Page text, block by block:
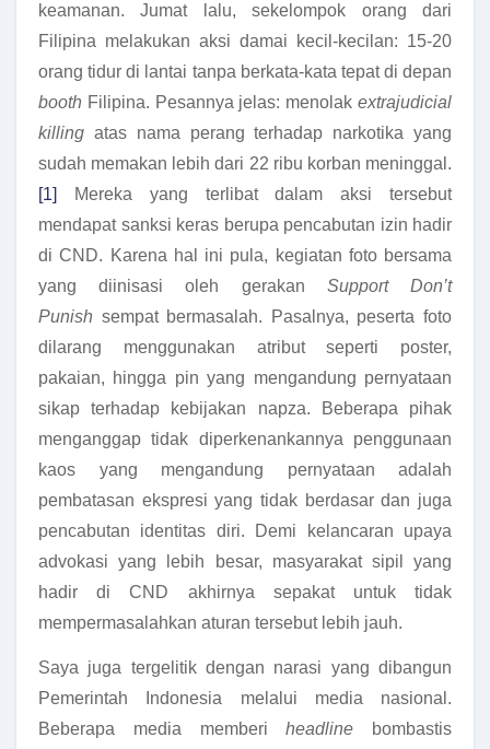
keamanan. Jumat lalu, sekelompok orang dari
Filipina melakukan aksi damai kecil-kecilan: 15-20
orang tidur di lantai tanpa berkata-kata tepat di depan
booth Filipina. Pesannya jelas: menolakextrajudicial
killing atas nama perang terhadap narkotika yang
sudah memakan lebih dari 22 ribu korban meninggal.
[1]
Mereka yang terlibat dalam aksi tersebut
mendapat sanksi keras berupa pencabutan izin hadir
di CND. Karena hal ini pula, kegiatan foto bersama
yang diinisasi oleh gerakan Support Don’t
Punish sempat bermasalah. Pasalnya, peserta foto
dilarang menggunakan atribut seperti poster,
pakaian, hingga pin yang mengandung pernyataan
sikap terhadap kebijakan napza. Beberapa pihak
menganggap tidak diperkenankannya penggunaan
kaos yang mengandung pernyataan adalah
pembatasan ekspresi yang tidak berdasar dan juga
pencabutan identitas diri. Demi kelancaran upaya
advokasi yang lebih besar, masyarakat sipil yang
hadir di CND akhirnya sepakat untuk tidak
mempermasalahkan aturan tersebut lebih jauh.
Saya juga tergelitik dengan narasi yang dibangun
Pemerintah Indonesia melalui media nasional.
Beberapa media memberiheadline
bombastis